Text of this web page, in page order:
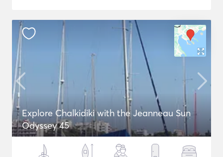
Explore Chalkidiki with the Jeanneau Sun
Odyssey 45